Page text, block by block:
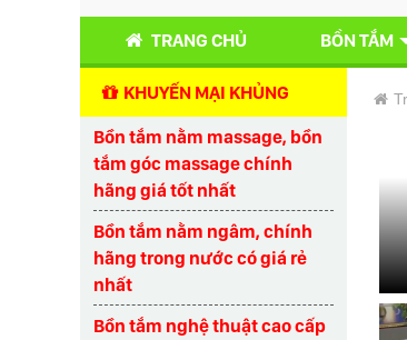
TRANG CHỦ BỒN TẮM
KHUYẾN MẠI KHỦNG
Bồn tắm nằm massage, bồn
tắm góc massage chính
hãng giá tốt nhất
Bồn tắm nằm ngâm, chính
hãng trong nước có giá rẻ
nhất
Bồn tắm nghệ thuật cao cấp